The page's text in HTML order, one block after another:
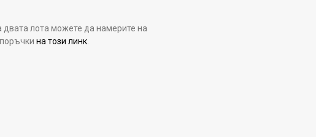
двата лота можете да намерите на
на този линк